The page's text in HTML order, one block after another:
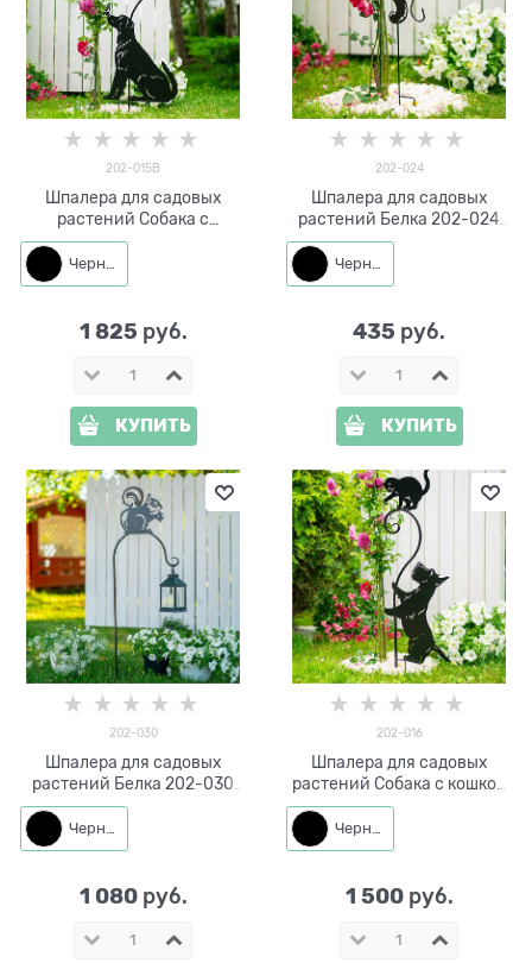
202-015B
Шпалера для садовых
растений Собака с
бабочкой 202-015 h=110 см
Черный
1 825 руб.
КУПИТЬ
202-024
Шпалера для садовых
растений Белка 202-024
h=71 см
Черный
435 руб.
КУПИТЬ
202-030
Шпалера для садовых
растений Белка 202-030
h=113 см
Черный
1 080 руб.
202-016
Шпалера для садовых
растений Собака с кошкой
202-016 h=111 см
Черный
1 500 руб.